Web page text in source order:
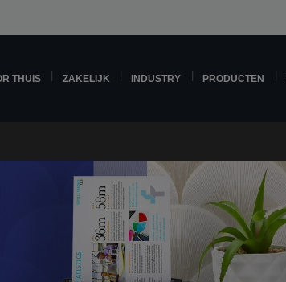
THUIS ZAKELIJK INDUSTRY PRODUCTEN